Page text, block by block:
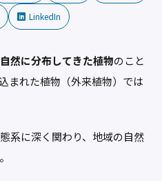
LinkedIn
然に分布してきた植物のこと
まれた植物（外来植物）では
系に深く関わり、地域の自然